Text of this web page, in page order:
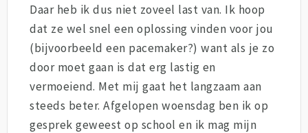
Daar heb ik dus niet zoveel last van. Ik hoop
dat ze wel snel een oplossing vinden voor jou
(bijvoorbeeld een pacemaker?) want als je zo
door moet gaan is dat erg lastig en
vermoeiend. Met mij gaat het langzaam aan
steeds beter. Afgelopen woensdag ben ik op
gesprek geweest op school en ik mag mijn